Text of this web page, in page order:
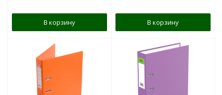
В корзину В корзину